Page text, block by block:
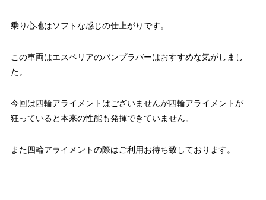
乗り心地はソフトな感じの仕上がりです。
この車両はエスペリアのバンプラバーはおすすめな気がしまし
た。
今回は四輪アライメントはございませんが四輪アライメントが
狂っていると本来の性能も発揮できていません。
また四輪アライメントの際はご利用お待ち致しております。